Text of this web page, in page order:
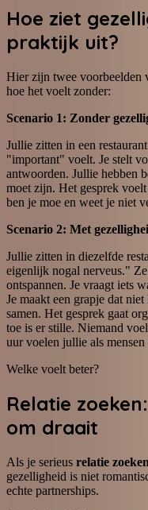
Hoe ziet
praktijk uit?
Hier zijn twee voorbeelden
hoe het voelt zonder:
Scenario 1: Zonder
Jullie zitten in een
"important" voelt. Je stelt
antwoorden. Jullie hebben
moet zijn. Het gesprek
ben je moe en weet je niet
Scenario 2: Met
Jullie zitten in diezelfde
eigenlijk nogal nerveus."
ontspannen. Je vraagt iets
Je maakt een grapje dat
samen. Het gesprek gaat
toe is er stille. Niemand
uur voelen jullie als
Welke voelt beter?
Relatie
om draait
Als je serieus relatie zoeken
gezelligheid is niet
echte partnerships.